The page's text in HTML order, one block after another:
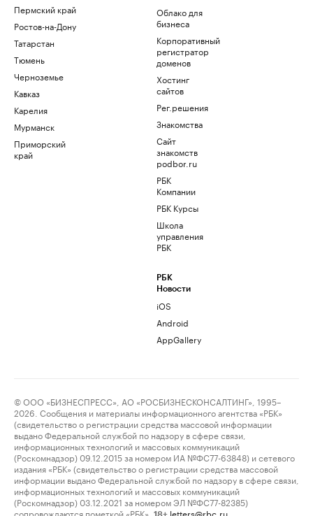
Пермский край
Ростов-на-Дону
Татарстан
Тюмень
Черноземье
Кавказ
Карелия
Мурманск
Приморский
край
Облако для
бизнеса
Корпоративный
регистратор
доменов
Хостинг
сайтов
Рег.решения
Знакомства
Сайт
знакомств
podbor.ru
РБК
Компании
РБК Курсы
Школа
управления
РБК
РБК
Новости
iOS
Android
AppGallery
© ООО «БИЗНЕСПРЕСС», АО «РОСБИЗНЕСКОНСАЛТИНГ», 1995–
2026. Сообщения и материалы информационного агентства «РБК»
(свидетельство о регистрации средства массовой информации
выдано Федеральной службой по надзору в сфере связи,
информационных технологий и массовых коммуникаций
(Роскомнадзор) 09.12.2015 за номером ИА №ФС77-63848) и сетевого
издания «РБК» (свидетельство о регистрации средства массовой
информации выдано Федеральной службой по надзору в сфере связи,
информационных технологий и массовых коммуникаций
(Роскомнадзор) 03.12.2021 за номером ЭЛ №ФС77-82385)
сопровождаются пометкой «РБК».
letters@rbc.ru